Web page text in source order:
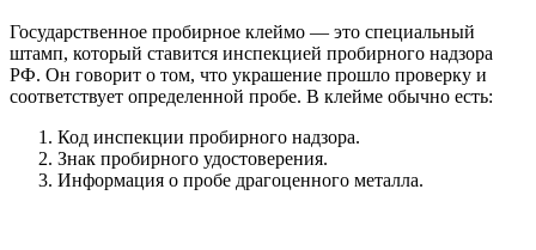
Государственное пробирное клеймо — это специальный
штамп, который ставится инспекцией пробирного надзора
РФ. Он говорит о том, что украшение прошло проверку и
соответствует определенной пробе. В клейме обычно есть:
Код инспекции пробирного надзора.
Знак пробирного удостоверения.
Информация о пробе драгоценного металла.